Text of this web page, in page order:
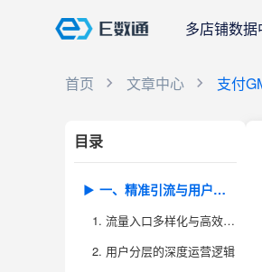
多店铺数据
首页 文章中心 支付
目录
一、精准引流与用户分层：从“流量池”到“成交池”的进化
1. 流量入口多样化与高效转化
2. 用户分层的深度运营逻辑